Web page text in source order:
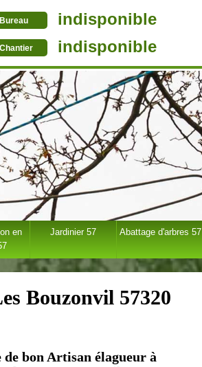
Bureau indisponible
Chantier indisponible
en
Jardinier 57 Abattage d'arbres 57
Bouzonvil 57320
de bon Artisan élagueur à